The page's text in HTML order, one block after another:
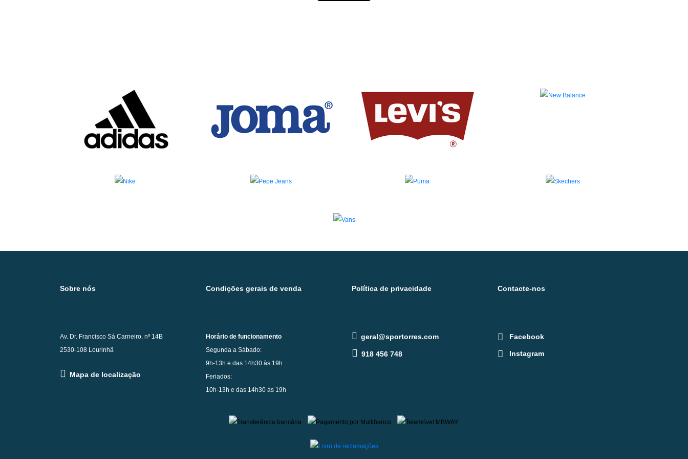
Sobre nós Condições gerais de venda Política de privacidade Contacte-nos
Av. Dr. Francisco Sá Carneiro, nº 14B
2530-108 Lourinhã
Mapa de localização
Horário de funcionamento
Segunda a Sábado:
9h-13h e das 14h30 às 19h
Feriados:
10h-13h e das 14h30 às 19h
geral@sportorres.com
918 456 748
Facebook
Instagram